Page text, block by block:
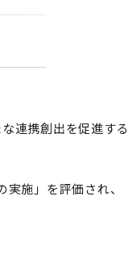
連携創出を促進する
施」を評価され、